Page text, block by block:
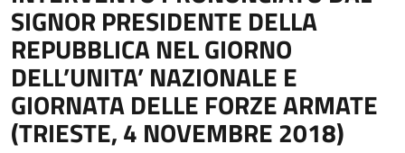
SIGNOR PRESIDENTE DELLA
REPUBBLICA NEL GIORNO
DELL’UNITA’ NAZIONALE E
GIORNATA DELLE FORZE ARMATE
(TRIESTE, 4 NOVEMBRE 2018)